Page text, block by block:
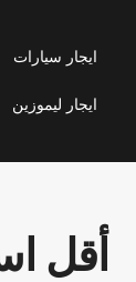
ايجار سيارات
ايجار ليموزين
أقل